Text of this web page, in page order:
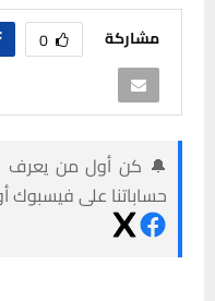
مشاركة 0
🔔 كن أول من يعرف
حساباتنا على